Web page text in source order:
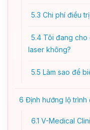
5.3 Chi phí điều
5.4 Tôi đang
laser không?
5.5 Làm sao để
6 Định hướng lộ trình
6.1 V-Medical